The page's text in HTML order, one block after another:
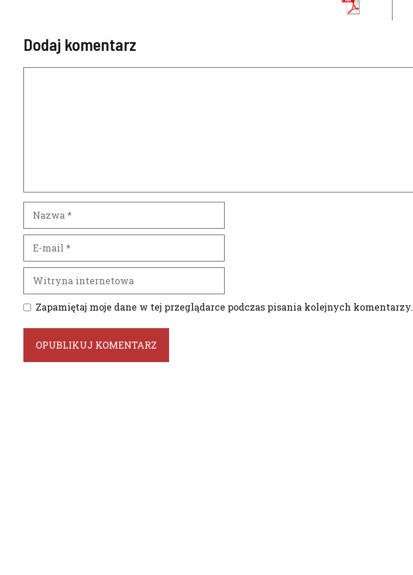
Dodaj komentarz
mail
internetowa
Zapamiętaj moje dane w tej przeglądarce podczas pisania kolejnych komentarzy.